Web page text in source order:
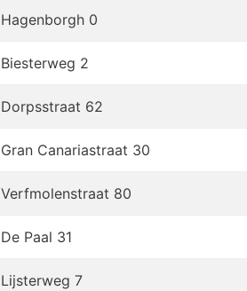
Hagenborgh 0
Biesterweg 2
Dorpsstraat 62
Gran Canariastraat 30
Verfmolenstraat 80
De Paal 31
Lijsterweg 7